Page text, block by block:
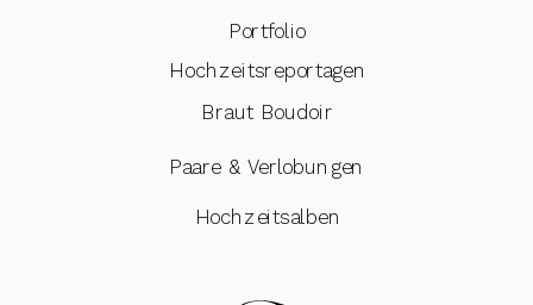
Portfolio
Hochzeitsreportagen
Braut Boudoir
Paare & Verlobungen
Hochzeitsalben